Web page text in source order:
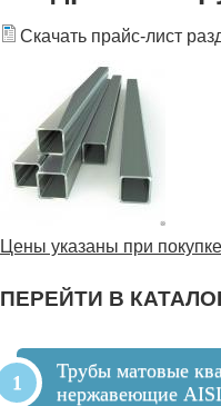
Скачать прайс-лист
Цены указаны при
ПЕРЕЙТИ В
Трубы матовые
нержавеющие